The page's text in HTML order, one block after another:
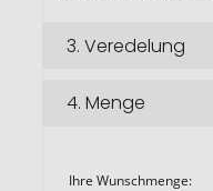
3. Veredelung
4. Menge
Ihre Wunschmenge: